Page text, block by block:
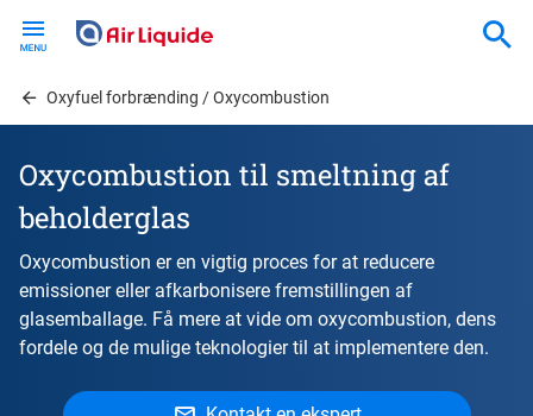
contentOxyfuel forbrænding / Oxycombustion
Oxycombustion til smeltning af
beholderglas
Oxycombustion er en vigtig proces for at reducere
emissioner eller afkarbonisere fremstillingen af
glasemballage. Få mere at vide om oxycombustion, dens
fordele og de mulige teknologier til at implementere den.